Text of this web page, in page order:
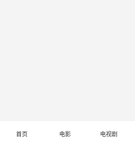
首页 电影 电视剧